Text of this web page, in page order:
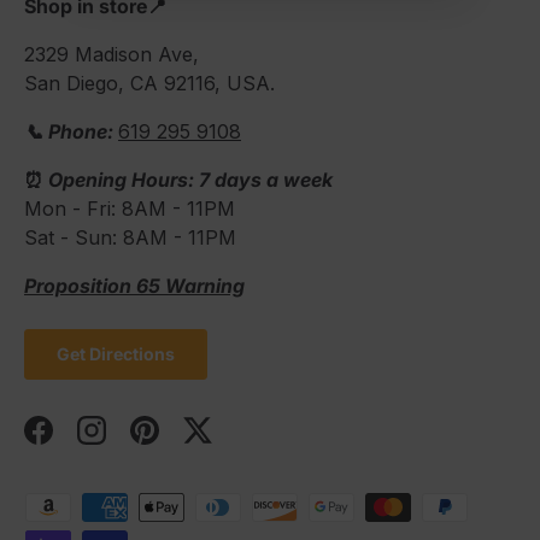
Shop in store📍
2329 Madison Ave,
San Diego, CA 92116, USA.
📞 Phone: 619 295 9108
⏰ Opening Hours: 7 days a week
Mon - Fri: 8AM - 11PM
Sat - Sun: 8AM - 11PM
Proposition 65 Warning
Get Directions
FacebookInstagramPinterestTwitter
Formas de pago aceptadas